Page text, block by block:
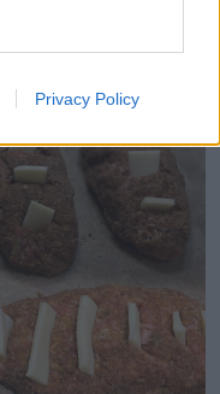
Privacy Policy